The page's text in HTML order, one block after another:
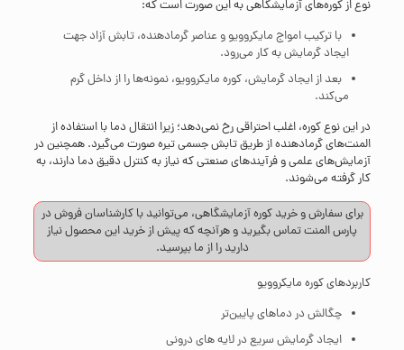
نوع از کوره‌های آزمایشگاهی به این صورت است که:
با ترکیب امواج مایکروویو و عناصر گرمادهنده، تابش آزاد جهت
ایجاد گرمایش به کار می‌رود.
بعد از ایجاد گرمایش، کوره مایکروویو، نمونه‌ها را از داخل گرم
می‌کند.
در این نوع کوره، اغلب احتراقی رخ نمی‌دهد؛ زیرا انتقال دما با استفاده از
المنت‌های گرمادهنده از طریق تابش جسمی تیره صورت می‌گیرد. همچنین در
آزمایش‌های علمی و فرآیندهای صنعتی که نیاز به کنترل دقیق دما دارند، به
کار گرفته می‌شوند.
برای سفارش و خرید کوره آزمایشگاهی، می‌توانید با کارشناسان فروش در
پارس المنتتماسبگیرید و هرآنچه که پیش از خرید این محصول نیاز
دارید را از ما بپرسید.
کاربردهای کوره مایکروویو
چگالش در دماهای پایین‌تر
ایجاد گرمایش سریع در لایه های درونی